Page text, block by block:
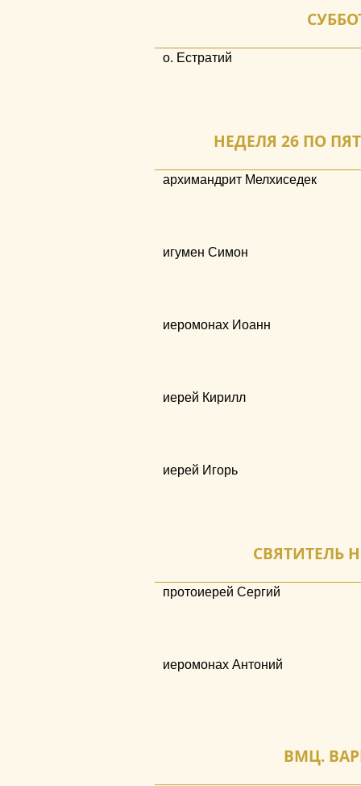
о. Естратий
НЕДЕЛЯ 26 ПО
архимандрит Мелхиседек
игумен Симон
иеромонах Иоанн
иерей Кирилл
иерей Игорь
СВЯТИТЕЛЬ
протоиерей Сергий
иеромонах Антоний
ВМЦ.